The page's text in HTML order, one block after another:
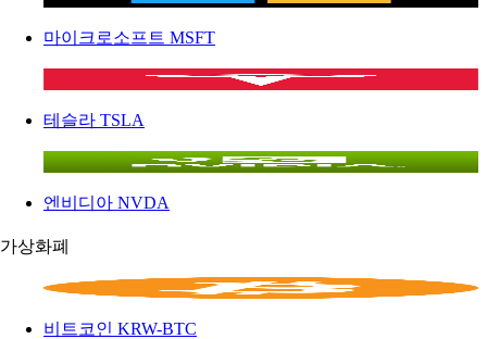
마이크로소프트 MSFT
테슬라 TSLA
엔비디아 NVDA
가상화폐
비트코인 KRW-BTC